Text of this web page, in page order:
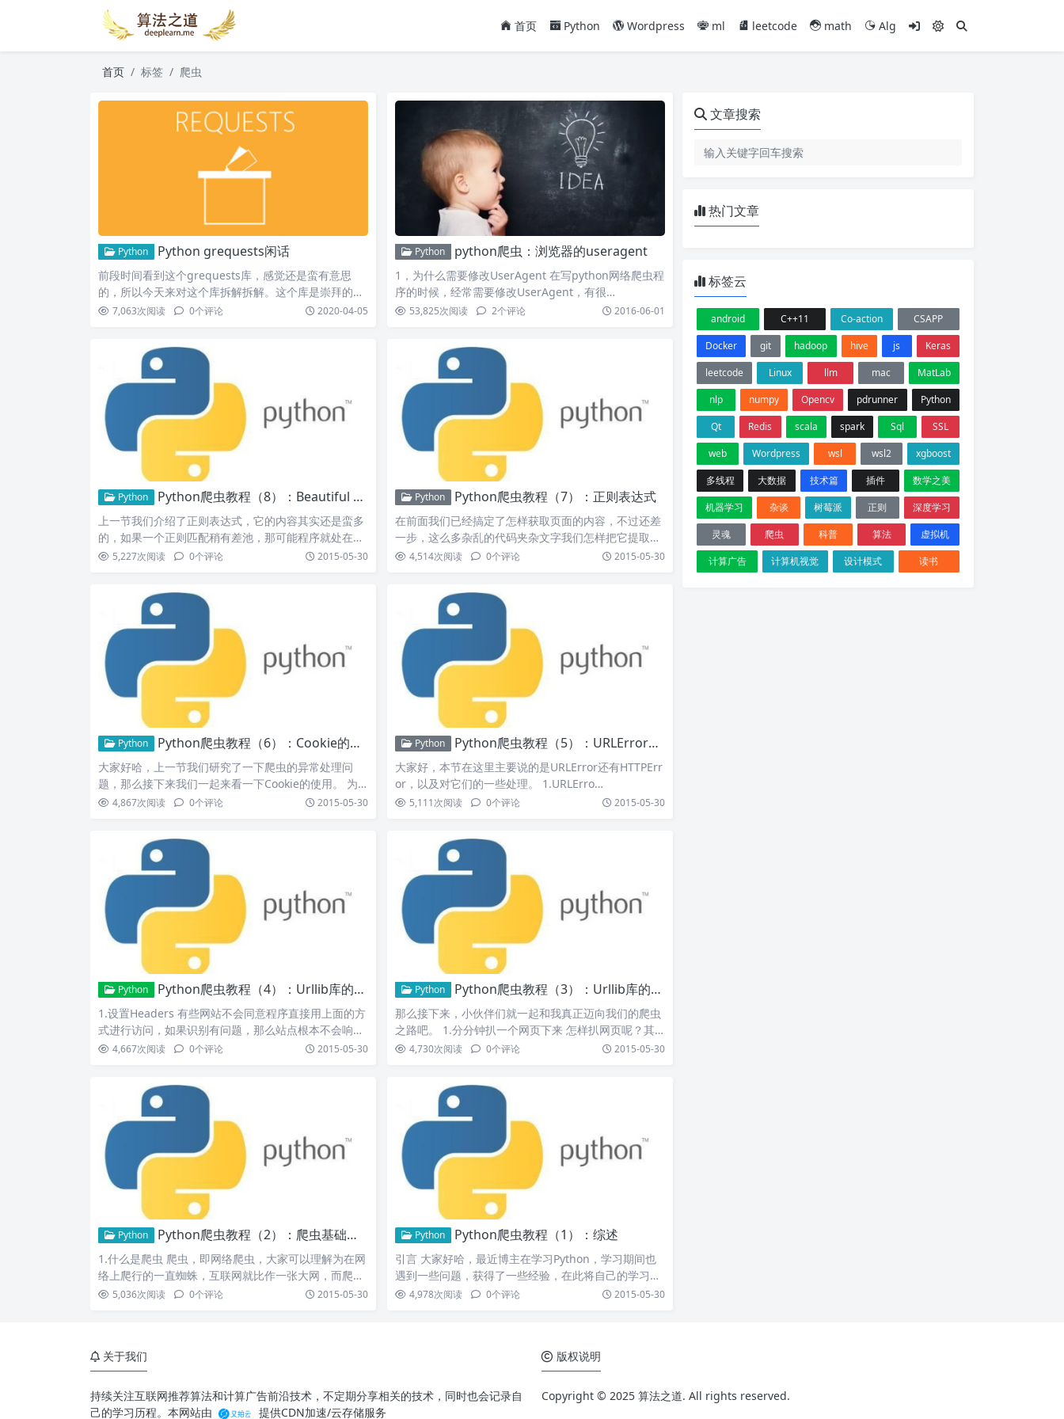
首页 Python Wordpress ml leetcode math Alg
首页 标签 爬虫
Python Python grequests闲话
前段时间看到这个grequests库，感觉还是蛮有意思
的，所以今天来对这个库拆解拆解。这个库是崇拜的大
神ken…
7,063次阅读 0个评论 2020-04-05
Python python爬虫：浏览器的useragent
1，为什么需要修改UserAgent 在写python网络爬虫程
序的时候，经常需要修改UserAgent，有很…
53,825次阅读 2个评论 2016-06-01
Python Python爬虫教程（8）：Beautiful Soup的用法
上一节我们介绍了正则表达式，它的内容其实还是蛮多
的，如果一个正则匹配稍有差池，那可能程序就处在永
久的循环之中，…
5,227次阅读 0个评论 2015-05-30
Python Python爬虫教程（7）：正则表达式
在前面我们已经搞定了怎样获取页面的内容，不过还差
一步，这么多杂乱的代码夹杂文字我们怎样把它提取出
来整理呢？下面…
4,514次阅读 0个评论 2015-05-30
Python Python爬虫教程（6）：Cookie的使用
大家好哈，上一节我们研究了一下爬虫的异常处理问
题，那么接下来我们一起来看一下Cookie的使用。 为
什么要使用…
4,867次阅读 0个评论 2015-05-30
Python Python爬虫教程（5）：URLError异常处理
大家好，本节在这里主要说的是URLError还有HTTPErr
or，以及对它们的一些处理。 1.URLErro…
5,111次阅读 0个评论 2015-05-30
Python Python爬虫教程（4）：Urllib库的高级用法
1.设置Headers 有些网站不会同意程序直接用上面的方
式进行访问，如果识别有问题，那么站点根本不会响
应，所…
4,667次阅读 0个评论 2015-05-30
Python Python爬虫教程（3）：Urllib库的基本使用
那么接下来，小伙伴们就一起和我真正迈向我们的爬虫
之路吧。 1.分分钟扒一个网页下来 怎样扒网页呢？其
实就是根据…
4,730次阅读 0个评论 2015-05-30
Python Python爬虫教程（2）：爬虫基础了解
1.什么是爬虫 爬虫，即网络爬虫，大家可以理解为在网
络上爬行的一直蜘蛛，互联网就比作一张大网，而爬虫
便是在这张…
5,036次阅读 0个评论 2015-05-30
Python Python爬虫教程（1）：综述
引言 大家好哈，最近博主在学习Python，学习期间也
遇到一些问题，获得了一些经验，在此将自己的学习系
统地整理…
4,978次阅读 0个评论 2015-05-30
文章搜索
热门文章
标签云
android C++11 Co-action
CSAPP
Docker
git hadoop hive js
Keras
leetcode
Linux llm mac
MatLab
nlp
numpy Opencv pdrunner
Python
Qt
Redis scala spark Sql
SSL
web
Wordpress wsl wsl2
xgboost
多线程
大数据 技术篇 插件
数学之美
机器学习
杂谈 树莓派 正则
深度学习
灵魂
爬虫 科普 算法
虚拟机
计算广告
计算机视觉 设计模式 读书
关于我们
持续关注互联网推荐算法和计算广告前沿技术，不定期分享相关的技术，同时也会记录自
己的学习历程。本网站由
提供CDN加速/云存储服务
版权说明
Copyright © 2025 算法之道. All rights reserved.